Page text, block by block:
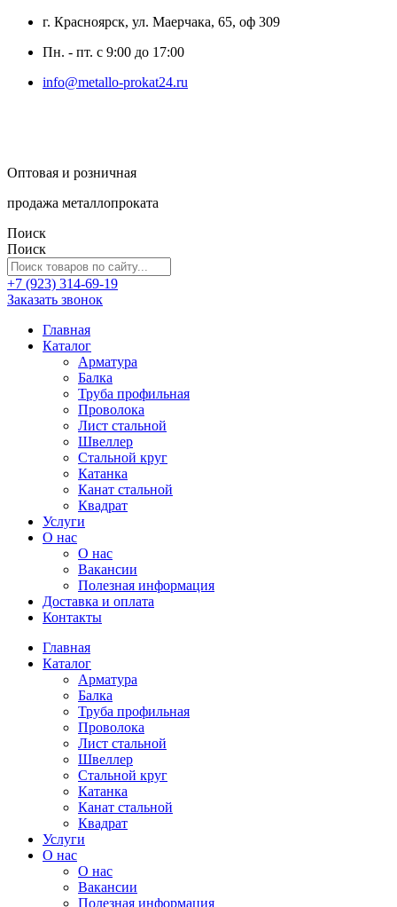
г. Красноярск, ул. Маерчака, 65, оф 309
Пн. - пт. с 9:00 до 17:00
info@metallo-prokat24.ru
Оптовая и розничная
продажа металлопроката
Поиск
Поиск
+7 (923) 314-69-19
Заказать звонок
Главная
Каталог
Арматура
Балка
Труба профильная
Проволока
Лист стальной
Швеллер
Стальной круг
Катанка
Канат стальной
Квадрат
Услуги
О нас
О нас
Вакансии
Полезная информация
Доставка и оплата
Контакты
Главная
Каталог
Арматура
Балка
Труба профильная
Проволока
Лист стальной
Швеллер
Стальной круг
Катанка
Канат стальной
Квадрат
Услуги
О нас
О нас
Вакансии
Полезная информация